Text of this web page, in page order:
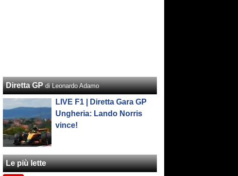
Diretta GP di Leonardo Adamo
LIVE F1 | Diretta Gara GP
Ungheria: Lando Norris
vince!
Le più lette